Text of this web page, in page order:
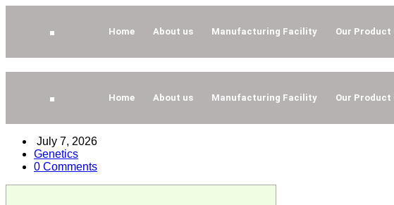
Home About us Manufacturing Facility Our Product
Home About us Manufacturing Facility Our Product
July 7, 2026
Genetics
0 Comments